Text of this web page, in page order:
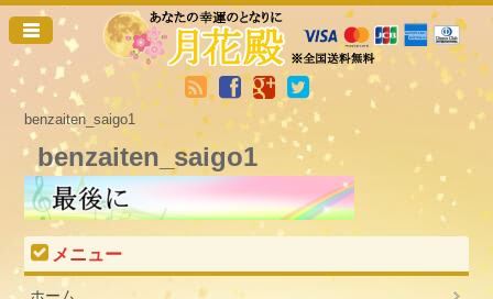
benzaiten_saigo1
benzaiten_saigo1
メニュー